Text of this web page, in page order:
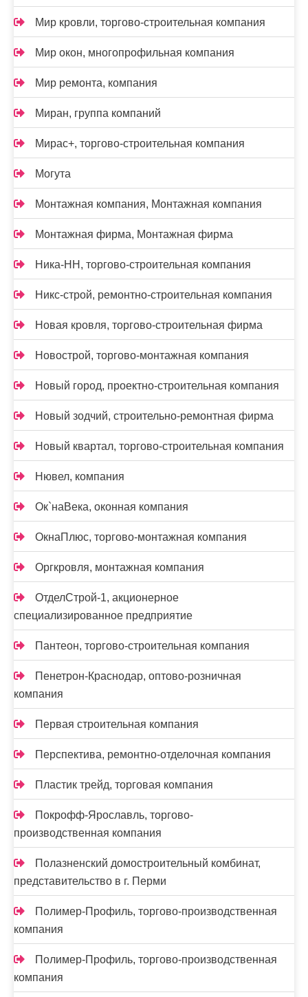
Мир кровли, торгово-строительная компания
Мир окон, многопрофильная компания
Мир ремонта, компания
Миран, группа компаний
Мирас+, торгово-строительная компания
Могута
Монтажная компания, Монтажная компания
Монтажная фирма, Монтажная фирма
Ника-НН, торгово-строительная компания
Никс-строй, ремонтно-строительная компания
Новая кровля, торгово-строительная фирма
Новострой, торгово-монтажная компания
Новый город, проектно-строительная компания
Новый зодчий, строительно-ремонтная фирма
Новый квартал, торгово-строительная компания
Нювел, компания
Ок`наВека, оконная компания
ОкнаПлюс, торгово-монтажная компания
Оргкровля, монтажная компания
ОтделСтрой-1, акционерное
специализированное предприятие
Пантеон, торгово-строительная компания
Пенетрон-Краснодар, оптово-розничная
компания
Первая строительная компания
Перспектива, ремонтно-отделочная компания
Пластик трейд, торговая компания
Покрофф-Ярославль, торгово-
производственная компания
Полазненский домостроительный комбинат,
представительство в г. Перми
Полимер-Профиль, торгово-производственная
компания
Полимер-Профиль, торгово-производственная
компания